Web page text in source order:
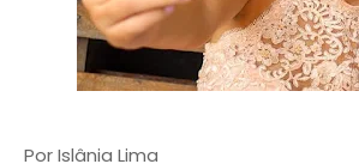
Por Islânia Lima